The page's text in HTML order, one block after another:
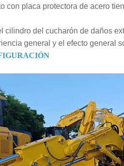
con placa protectora de acero
cilindro del cucharón de daños
general y el efecto general